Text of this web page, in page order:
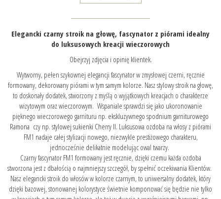
Elegancki czarny stroik na głowę, fascynator z piórami idealny
do luksusowych kreacji wieczorowych
Obejrzyj zdjęcia i opinię klientek.
Wytworny, pełen szykownej elegancji fascynator w zmysłowej czerni, ręcznie
formowany, dekorowany piórami w tym samym kolorze. Nasz stylowy stroik na głowę,
to doskonały dodatek, stworzony z myślą o wyjątkowych kreacjach o charakterze
wizytowym oraz wieczorowym. Wspaniale sprawdzi się jako ukoronowanie
pięknego wieczorowego garnituru np. ekskluzywnego spodnium garniturowego
Ramona czy np. stylowej sukienki Cherry II. Luksusowa ozdoba na włosy z piórami
FM1 nadaje całej stylizacji nowego, niezwykle prestiżowego charakteru,
jednocześnie delikatnie modelując owal twarzy.
Czarny fascynator FM1 formowany jest ręcznie, dzięki czemu każda ozdoba
stworzona jest z dbałością o najmniejszy szczegół, by spełnić oczekiwania Klientów.
Nasz elegancki stroik do włosów w kolorze czarnym, to uniwersalny dodatek, który
dzięki bazowej, stonowanej kolorystyce świetnie komponować się będzie nie tylko